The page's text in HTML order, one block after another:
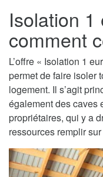
Isolation 1
comment
L’offre « Isolation 1
permet de faire isoler
logement. Il s’agit
également des caves
propriétaires, qui y a
ressources remplir